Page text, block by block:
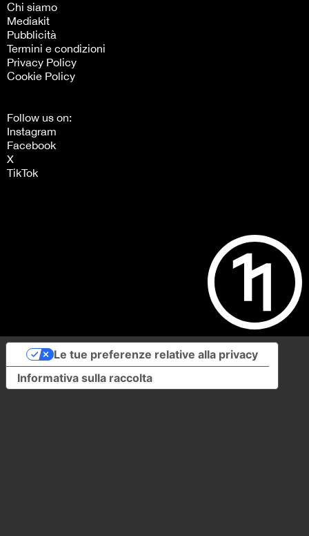
Chi siamo
Mediakit
Pubblicità
Termini e condizioni
Privacy Policy
Cookie Policy
Follow us on:
Instagram
Facebook
X
TikTok
Informativa sulla raccolta
Le tue preferenze relative alla privacy